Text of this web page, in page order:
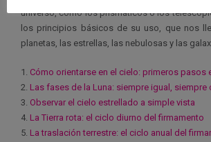
universo, como los prismáticos o los
los principios básicos de su uso, que nos
planetas, las estrellas, las nebulosas y las
1. Cómo orientarse en el cielo: primeros pasos
2. Las fases de la Luna: siempre igual, siempre
3. Observar el cielo estrellado a simple vista
4. La Tierra rota: el ciclo diurno del firmamento
5. La traslación terrestre: el ciclo anual del